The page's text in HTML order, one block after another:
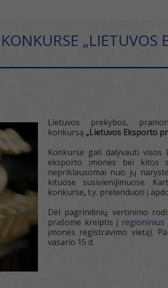
„LIETUVOS
Lietuvos prekybos,
konkursą „Lietuvos Eksporto
Konkurse gali dalyvauti
eksporto įmonės bei kitos
nepriklausomai nuo jų
kituose susivienijimuose.
konkurse,t.y. pretenduoti į
Dėl pagrindinių vertinimo
prašome kreiptis į regioninius
įmonės registravimo vietą).
vasario 15 d.